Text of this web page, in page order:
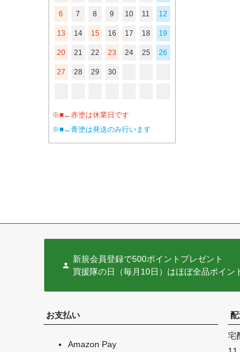
6 7 8 9 10 11 12
13 14 15 16 17 18 19
20 21 22 23 24 25 26
27 28 29 30
※■←赤塗は休業日です
※■←青塗は発送のみ行います
新規会員登録で500ポイントプレゼント
買援隊の日（毎月10日）はほぼ全品ポイン
お支払い
Amazon Pay
宅